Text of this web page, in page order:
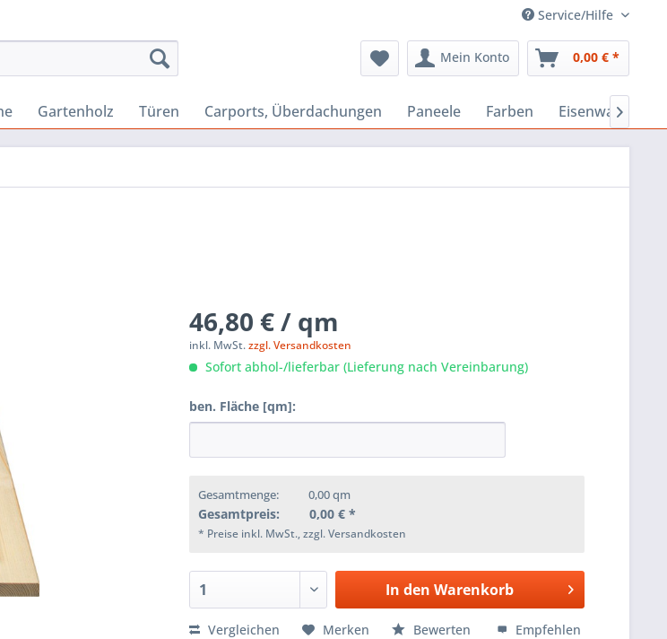
Service/Hilfe
Mein Konto 0,00 € *
Gartenholz Türen Carports, Überdachungen Paneele Farben Eisenwaren

46,80 € / qm
inkl. MwSt.zzgl. Versandkosten
Sofort abhol-/lieferbar (Lieferung nach Vereinbarung)
ben. Fläche [qm]:
Gesamtmenge: 0,00qm
Gesamtpreis: 0,00 € *
* Preise inkl. MwSt., zzgl. Versandkosten
In den Warenkorb
Vergleichen Merken Bewerten Empfehlen